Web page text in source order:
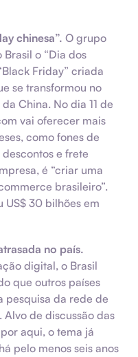
chinesa”. O grupo
o “Dia dos
Friday” criada
se transformou no
China. No dia 11 de
vai oferecer mais
como fones de
e frete
é “criar uma
brasileiro”.
US$ 30 bilhões em
no país.
digital, o Brasil
que outros países
pesquisa da rede de
de discussão das
aqui, o tema já
pelo menos seis anos